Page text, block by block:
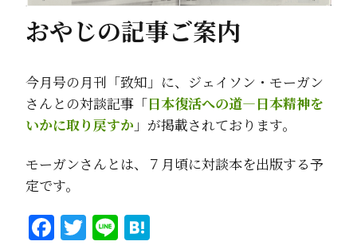
おやじの記事ご案内
今月号の月刊「致知」に、ジェイソン・モーガン
さんとの対談記事「日本復活への道―日本精神を
いかに取り戻すか 」が掲載されております。
モーガンさんとは、７月頃に対談本を出版する予
定です。
Facebook
Twitter
Line